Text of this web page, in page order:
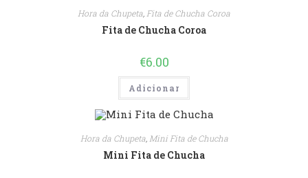
Hora da Chupeta Fita de Chucha Coroa
Fita de Chucha Coroa
€6.00
Adicionar
Hora da Chupeta, Mini Fita de Chucha
Mini Fita de Chucha